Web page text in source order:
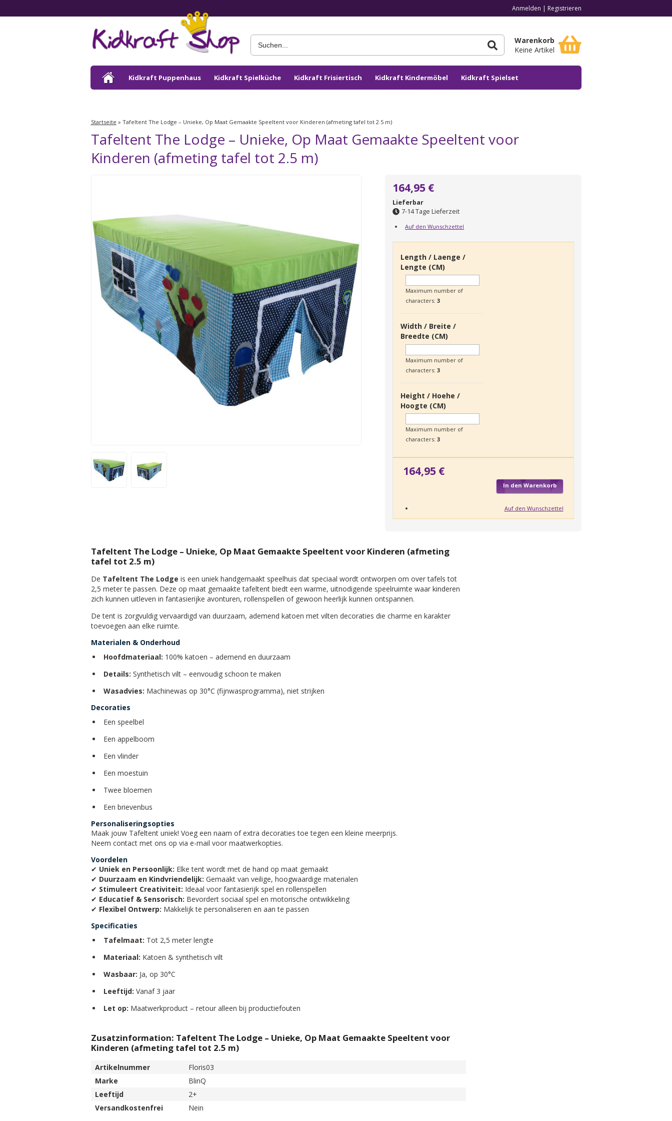
Anmelden | Registrieren
Warenkorb
Keine Artikel
Kidkraft Puppenhaus Kidkraft Spielküche Kidkraft Frisiertisch Kidkraft Kindermöbel Kidkraft Spielset
Startseite » Tafeltent The Lodge – Unieke, Op Maat Gemaakte Speeltent voor Kinderen (afmeting tafel tot 2.5 m)
Tafeltent The Lodge – Unieke, Op Maat Gemaakte Speeltent voor
Kinderen (afmeting tafel tot 2.5 m)
164,95 €
Lieferbar
7-14 Tage Lieferzeit
Auf den Wunschzettel
Length / Laenge /
Lengte (CM)
Maximum number of
characters:3
Width / Breite /
Breedte (CM)
Maximum number of
characters:3
Height / Hoehe /
Hoogte (CM)
Maximum number of
characters:3
164,95 €
In den Warenkorb
Auf den Wunschzettel
Tafeltent The Lodge – Unieke, Op Maat Gemaakte Speeltent voor Kinderen (afmeting
tafel tot 2.5 m)
De Tafeltent The Lodge is een uniek handgemaakt speelhuis dat speciaal wordt ontworpen om over tafels tot
2,5 meter te passen. Deze op maat gemaakte tafeltent biedt een warme, uitnodigende speelruimte waar kinderen
zich kunnen uitleven in fantasierijke avonturen, rollenspellen of gewoon heerlijk kunnen ontspannen.
De tent is zorgvuldig vervaardigd van duurzaam, ademend katoen met vilten decoraties die charme en karakter
toevoegen aan elke ruimte.
Materialen & Onderhoud
Hoofdmateriaal: 100% katoen – ademend en duurzaam
Details: Synthetisch vilt – eenvoudig schoon te maken
Wasadvies: Machinewas op 30°C (fijnwasprogramma), niet strijken
Decoraties
Een speelbel
Een appelboom
Een vlinder
Een moestuin
Twee bloemen
Een brievenbus
Personaliseringsopties
Maak jouw Tafeltent uniek! Voeg een naam of extra decoraties toe tegen een kleine meerprijs.
Neem contact met ons op via e-mail voor maatwerkopties.
Voordelen
✔ Uniek en Persoonlijk: Elke tent wordt met de hand op maat gemaakt
✔ Duurzaam en Kindvriendelijk: Gemaakt van veilige, hoogwaardige materialen
✔ Stimuleert Creativiteit: Ideaal voor fantasierijk spel en rollenspellen
✔ Educatief & Sensorisch: Bevordert sociaal spel en motorische ontwikkeling
✔ Flexibel Ontwerp: Makkelijk te personaliseren en aan te passen
Specificaties
Tafelmaat: Tot 2,5 meter lengte
Materiaal: Katoen & synthetisch vilt
Wasbaar: Ja, op 30°C
Leeftijd: Vanaf 3 jaar
Let op: Maatwerkproduct – retour alleen bij productiefouten
Zusatzinformation: Tafeltent The Lodge – Unieke, Op Maat Gemaakte Speeltent voor
Kinderen (afmeting tafel tot 2.5 m)
Artikelnummer
Floris03
Marke
BlinQ
Leeftijd
2+
Versandkostenfrei
Nein